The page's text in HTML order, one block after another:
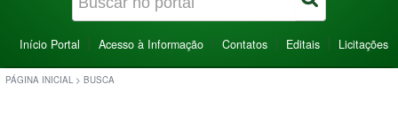
Início Portal Acesso à Informação Contatos Editais Licitações
PÁGINA INICIAL > BUSCA